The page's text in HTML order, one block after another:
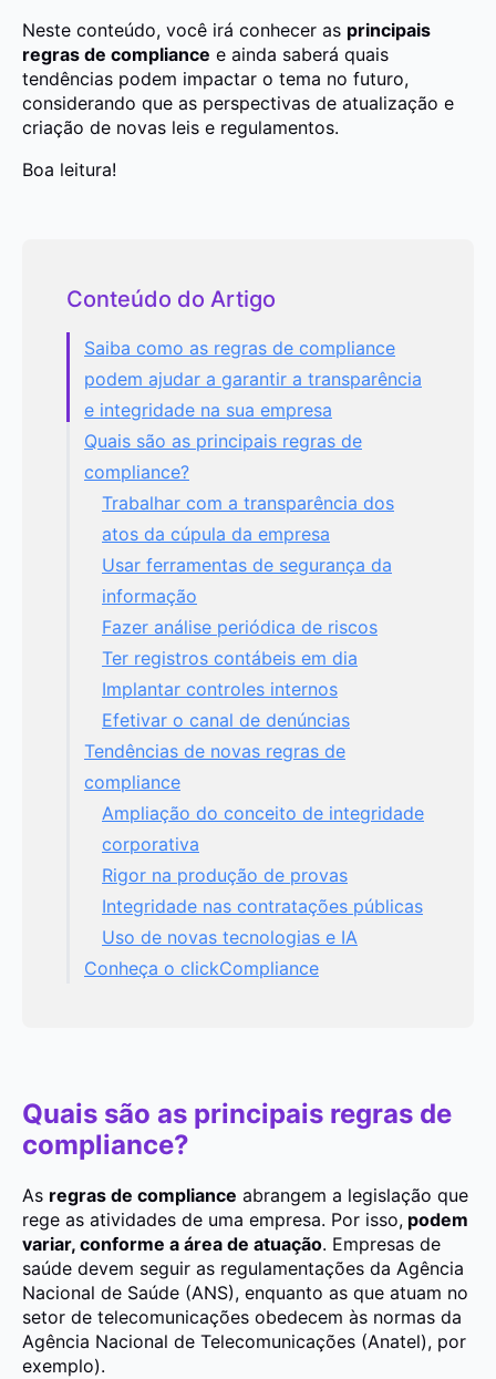
Neste conteúdo, você irá conhecer as principais
regras de compliance e ainda saberá quais
tendências podem impactar o tema no futuro,
considerando que as perspectivas de atualização e
criação de novas leis e regulamentos.
Boa leitura!
Conteúdo do Artigo
Saiba como as regras de compliance
podem ajudar a garantir a transparência
e integridade na sua empresa
Quais são as principais regras de
compliance?
Trabalhar com a transparência dos
atos da cúpula da empresa
Usar ferramentas de segurança da
informação
Fazer análise periódica de riscos
Ter registros contábeis em dia
Implantar controles internos
Efetivar o canal de denúncias
Tendências de novas regras de
compliance
Ampliação do conceito de integridade
corporativa
Rigor na produção de provas
Integridade nas contratações públicas
Uso de novas tecnologias e IA
Conheça o clickCompliance
Quais são as principais regras de
compliance?
As regras de compliance abrangem a legislação que
rege as atividades de uma empresa. Por isso, podem
variar, conforme a área de atuação. Empresas de
saúde devem seguir as regulamentações da Agência
Nacional de Saúde (ANS), enquanto as que atuam no
setor de telecomunicações obedecem às normas da
Agência Nacional de Telecomunicações (Anatel), por
exemplo).